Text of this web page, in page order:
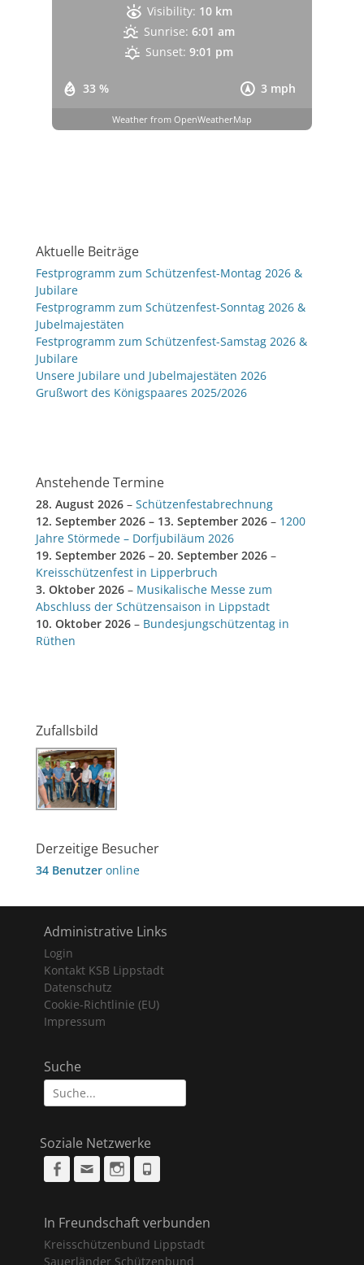
33 % 3 mph
Visibility: 10 km
Sunrise: 6:01 am
Sunset: 9:01 pm
Weather from OpenWeatherMap
Aktuelle Beiträge
Festprogramm zum Schützenfest-Montag 2026 &
Jubilare
Festprogramm zum Schützenfest-Sonntag 2026 &
Jubelmajestäten
Festprogramm zum Schützenfest-Samstag 2026 &
Jubilare
Unsere Jubilare und Jubelmajestäten 2026
Grußwort des Königspaares 2025/2026
Anstehende Termine
28. August 2026 – Schützenfestabrechnung
12. September 2026 – 13. September 2026 – 1200
Jahre Störmede – Dorfjubiläum 2026
19. September 2026 – 20. September 2026 –
Kreisschützenfest in Lipperbruch
3. Oktober 2026 – Musikalische Messe zum
Abschluss der Schützensaison in Lippstadt
10. Oktober 2026 – Bundesjungschützentag in
Rüthen
Zufallsbild
Derzeitige Besucher
34 Benutzer online
Administrative Links
Login
Kontakt KSB Lippstadt
Datenschutz
Cookie-Richtlinie (EU)
Impressum
Suche
Suche
nach:
Soziale Netzwerke
Facebook
Email Instagram
In Freundschaft verbunden
Kreisschützenbund Lippstadt
Sauerländer Schützenbund